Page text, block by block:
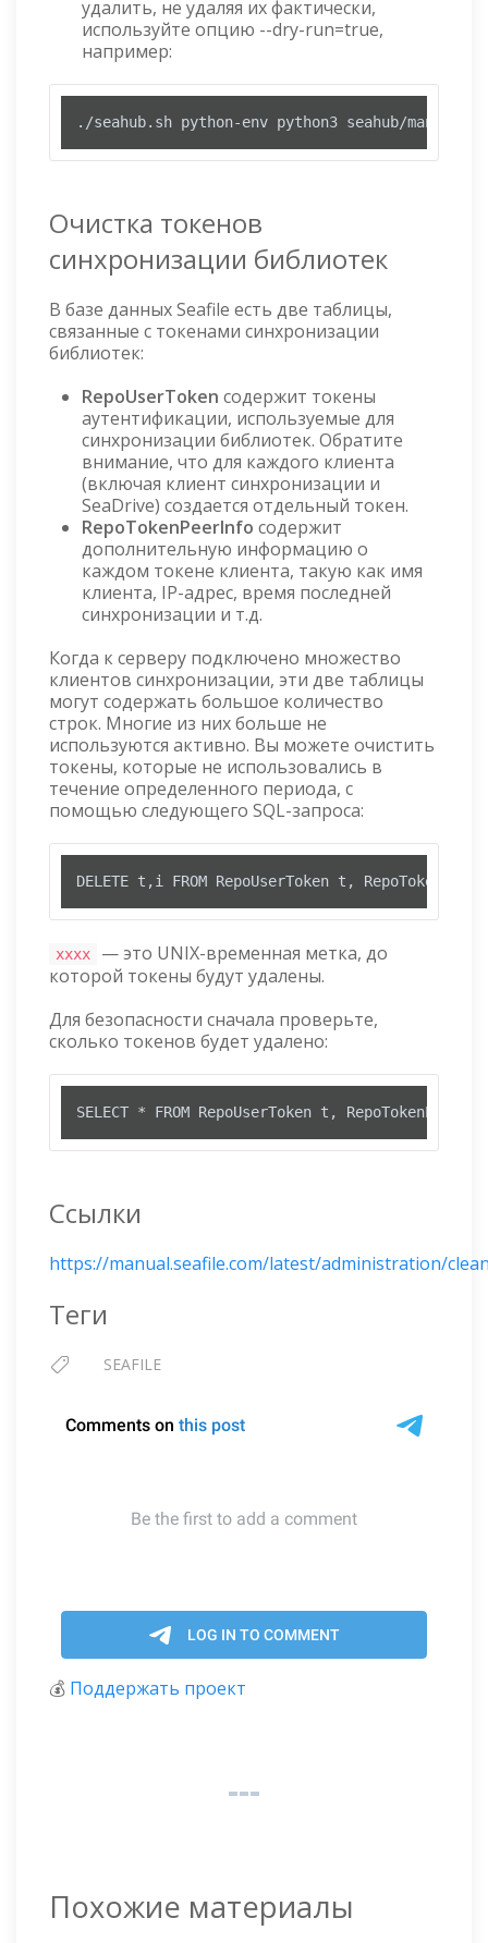
удалить, не удаляя их фактически,
используйте опцию --dry-run=true,
например:
./seahub.sh python-env python3 seahub/
Очистка токенов
синхронизации библиотек
В базе данных Seafile есть две таблицы,
связанные с токенами синхронизации
библиотек:
RepoUserToken содержит токены
аутентификации, используемые для
синхронизации библиотек. Обратите
внимание, что для каждого клиента
(включая клиент синхронизации и
SeaDrive) создается отдельный токен.
RepoTokenPeerInfo содержит
дополнительную информацию о
каждом токене клиента, такую как имя
клиента, IP-адрес, время последней
синхронизации и т.д.
Когда к серверу подключено множество
клиентов синхронизации, эти две таблицы
могут содержать большое количество
строк. Многие из них больше не
используются активно. Вы можете очистить
токены, которые не использовались в
течение определенного периода, с
помощью следующего SQL-запроса:
DELETE t,i FROM RepoUserToken t,
xxxx
— это UNIX-временная метка, до
которой токены будут удалены.
Для безопасности сначала проверьте,
сколько токенов будет удалено:
SELECT * FROM RepoUserToken t,
Ссылки
https://manual.seafile.com/latest/administration/
Теги
SEAFILE
💰 Поддержать проект
Похожие материалы